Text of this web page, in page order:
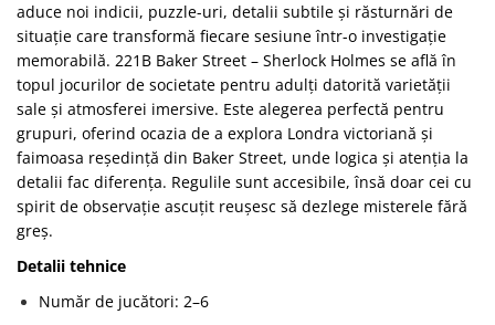
aduce noi indicii, puzzle-uri, detalii subtile și răsturnări de
situație care transformă fiecare sesiune într-o investigație
memorabilă. 221B Baker Street – Sherlock Holmes se află în
topul jocurilor de societate pentru adulți datorită varietății
sale și atmosferei imersive. Este alegerea perfectă pentru
grupuri, oferind ocazia de a explora Londra victoriană și
faimoasa reședință din Baker Street, unde logica și atenția la
detalii fac diferența. Regulile sunt accesibile, însă doar cei cu
spirit de observație ascuțit reușesc să dezlege misterele fără
greș.
Detalii tehnice
Număr de jucători: 2–6